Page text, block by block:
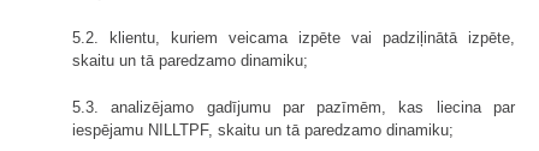
5.2. klientu, kuriem veicama izpēte vai padziļinātā izpēte,
skaitu un tā paredzamo dinamiku;
5.3. analizējamo gadījumu par pazīmēm, kas liecina par
iespējamu NILLTPF, skaitu un tā paredzamo dinamiku;